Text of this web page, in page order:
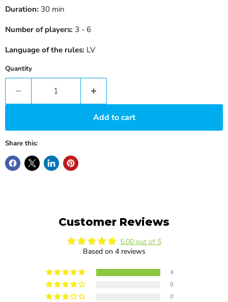
Duration: 30 min
Number of players: 3 - 6
Language of the rules: LV
Quantity
Add to cart
Share this:
Customer Reviews
5.00 out of 5
Based on 4 reviews
4
0
0